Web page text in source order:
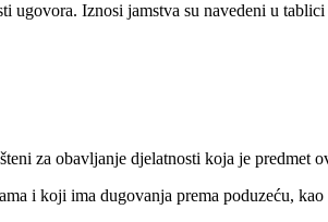
Iznosi jamstva su navedeni u
za obavljanje djelatnosti koja je predmet
i koji ima dugovanja prema poduzeću, kao